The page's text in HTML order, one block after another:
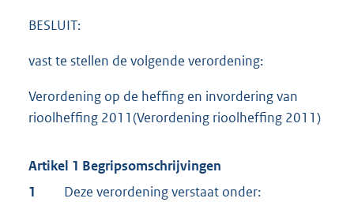
BESLUIT:
vast te stellen de volgende verordening:
Verordening op de heffing en invordering van
rioolheffing 2011(Verordening rioolheffing 2011)
Artikel 1 Begripsomschrijvingen
1
Deze verordening verstaat onder: